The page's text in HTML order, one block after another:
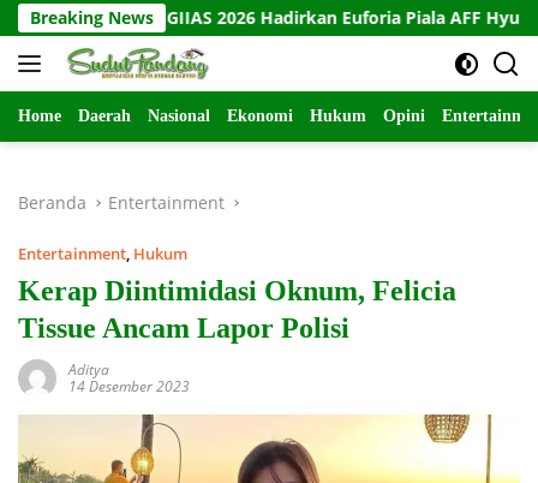
Langsung
ke
konten
Breaking News
Hyundai GIIAS 2026 Hadirkan Euforia Piala AFF Hyundai Cup
Home Daerah Nasional Ekonomi Hukum Opini
Beranda Entertainment
Entertainment, Hukum
Kerap Diintimidasi Oknum, Felicia
Tissue Ancam Lapor Polisi
Aditya
14 Desember 2023